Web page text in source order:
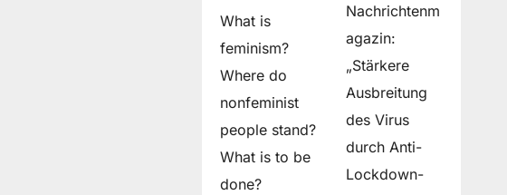
What is
feminism?
Where do
non­feminist
people stand?
What is to be
done?
Nachrichtenm
agazin:
„Stärkere
Ausbreitung
des Virus
durch Anti-
Lockdown-